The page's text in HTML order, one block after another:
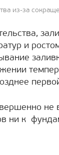
из-за
и
ни к